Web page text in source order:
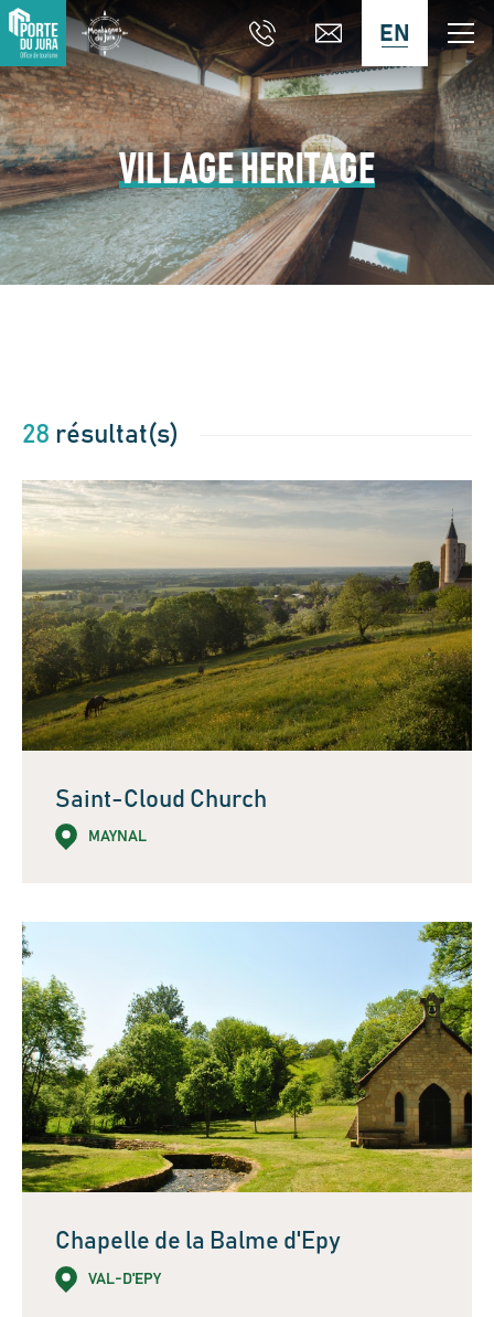
EN
VILLAGE HERITAGE
28 résultat(s)
Saint-Cloud Church
MAYNAL
Chapelle de la Balme d'Epy
VAL-D'EPY